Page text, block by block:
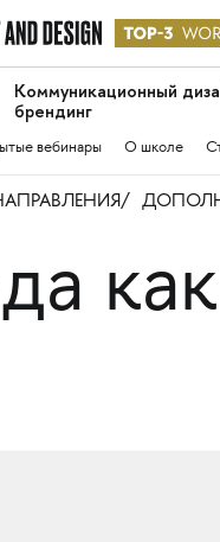
Коммуникационный
брендинг
вебинары О школе